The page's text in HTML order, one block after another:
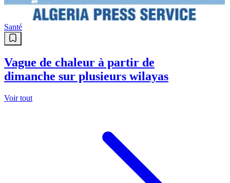
Santé
Vague de chaleur à partir de
dimanche sur plusieurs wilayas
Voir tout